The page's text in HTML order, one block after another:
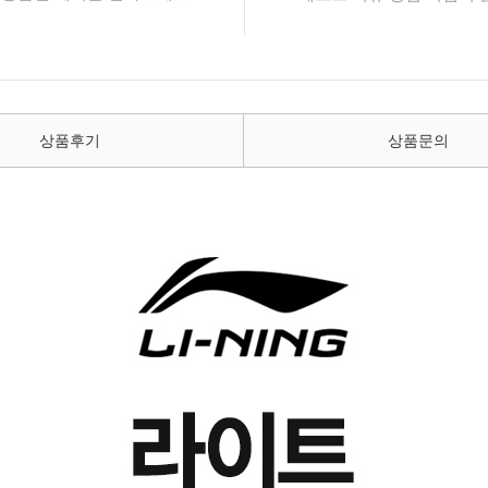
상품후기 상품문의